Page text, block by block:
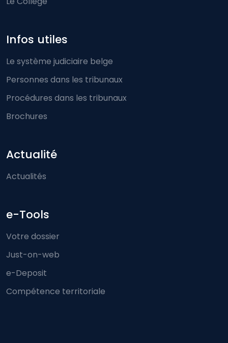
Infos utiles
Le système judiciaire belge
Personnes dans les tribunaux
Procédures dans les tribunaux
Brochures
Actualité
Actualités
e-Tools
Votre dossier
Just-on-web
e-Deposit
Compétence territoriale